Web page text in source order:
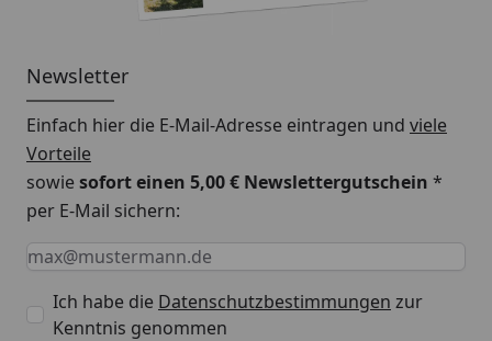
Newsletter
Einfach hier die E-Mail-Adresse eintragen und viele
Vorteile
sowiesofort einen 5,00 € Newslettergutschein *
per E-Mail sichern:
Keine Eingabe erforderlich
Eingabe erforderlich
E-Mail *
Ich habe die Datenschutzbestimmungen zur
Kenntnis genommen